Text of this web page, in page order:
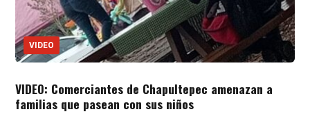
VIDEO
VIDEO: Comerciantes de Chapultepec amenazan a
familias que pasean con sus niños